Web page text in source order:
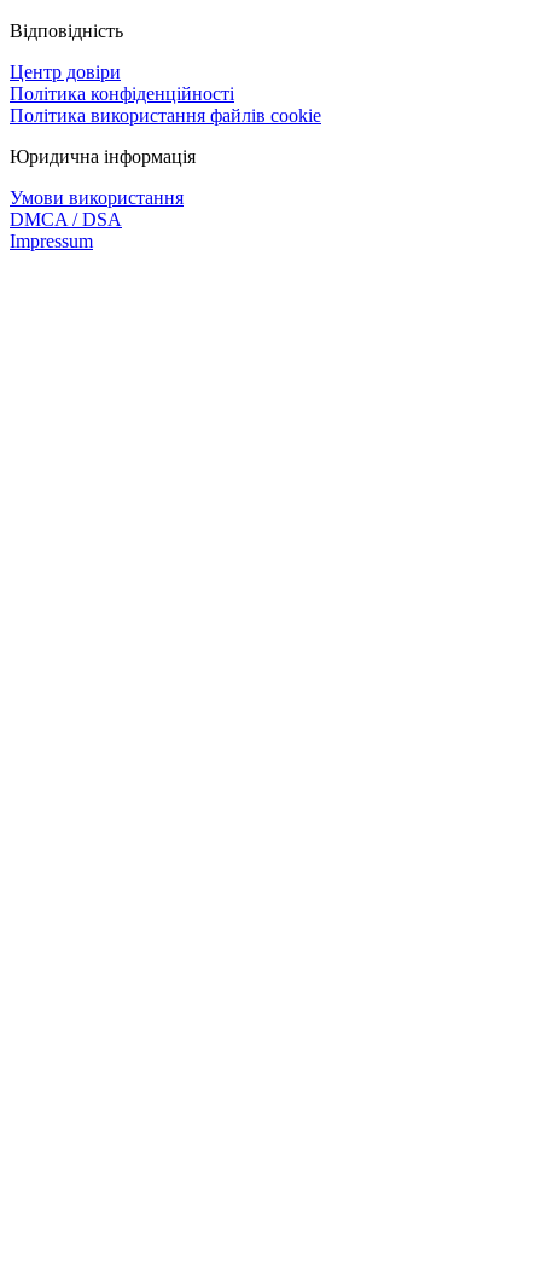
Відповідність
Центр довіри
Політика конфіденційності
Політика використання файлів cookie
Юридична інформація
Умови використання
DMCA / DSA
Impressum